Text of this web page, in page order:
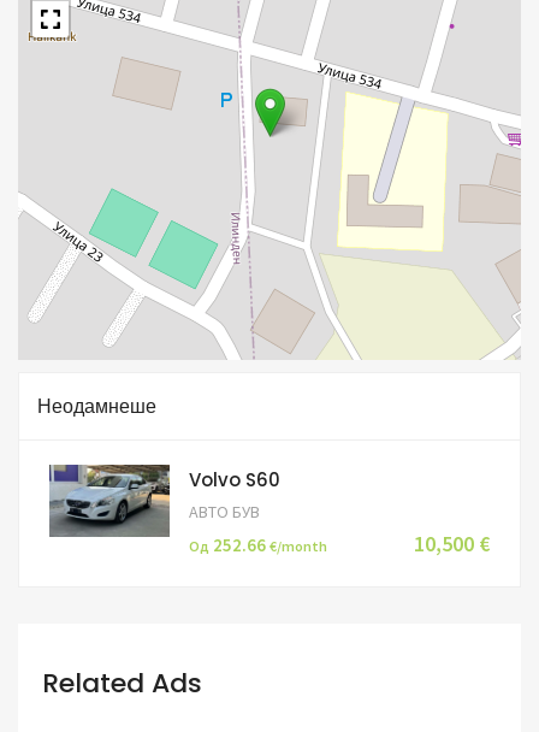
Неодамнеше
Volvo S60
АВТО БУВ
Од 252.66 €/month 10,500 €
Related Ads